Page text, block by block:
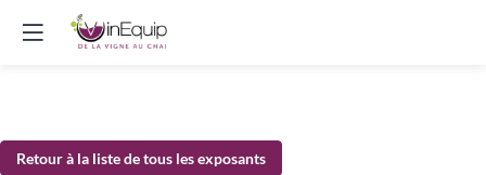
Retour à la liste de tous les exposants